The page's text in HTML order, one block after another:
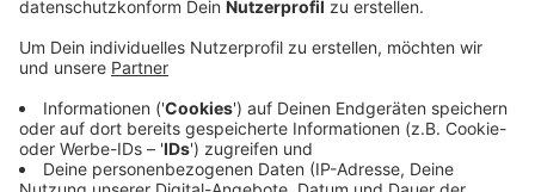
dreimal so hoch wie bei der AVU. Als Gründe für die
Unternehmen unteranderem kontinuierliche
Investitionen in Modernisierung und
Instandhaltung. Zum Hintergrund: Alle